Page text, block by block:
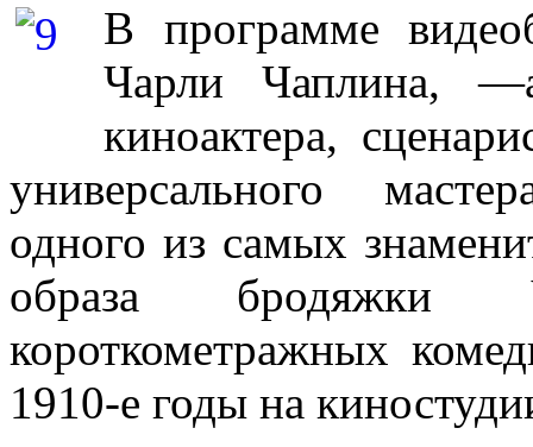
В программе
Чарли Чаплина,
киноактера,
универсального
одного из самых
образа бродяжки
короткометражных
1910-е годы на